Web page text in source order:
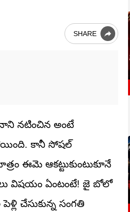
SHARE
నటించిన అంటే
కానీ సోషల్
ఈమె ఆకట్టుకుంటుకూనే
విషయం ఏంటంటే! జై బోలో
చేసుకున్న సంగతి